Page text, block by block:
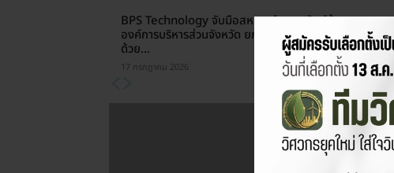
BPS Technology จับมือสหกรณ์ออมทรัพย์ข้าราชการ
องค์การบริหารส่วนจังหวัด ยกระดับคุณภาพชีวิตสมาชิก
ด้วย...
17 กรกฎาคม 2026